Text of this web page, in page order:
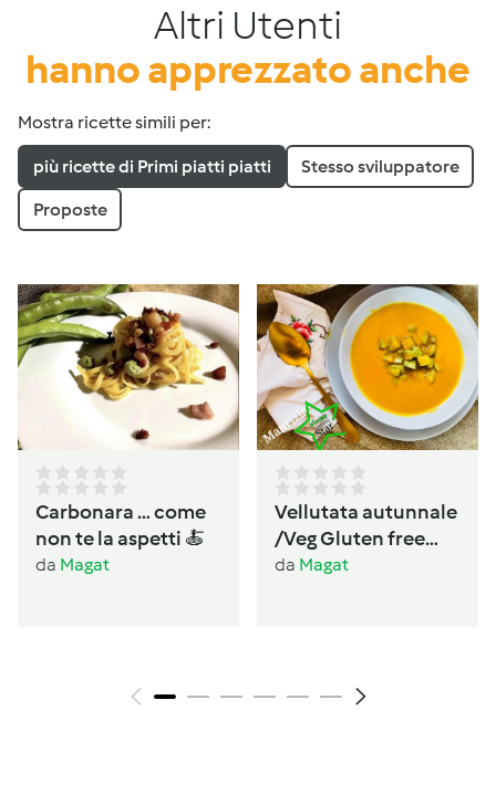
Altri Utenti
hanno apprezzato anche
Mostra ricette simili per:
più ricette di Primi piatti piatti Stesso sviluppatore
Proposte
Carbonara … come
non te la aspetti 🍝
da Magat
Vellutata autunnale
/Veg Gluten free
Lactos free
da Magat